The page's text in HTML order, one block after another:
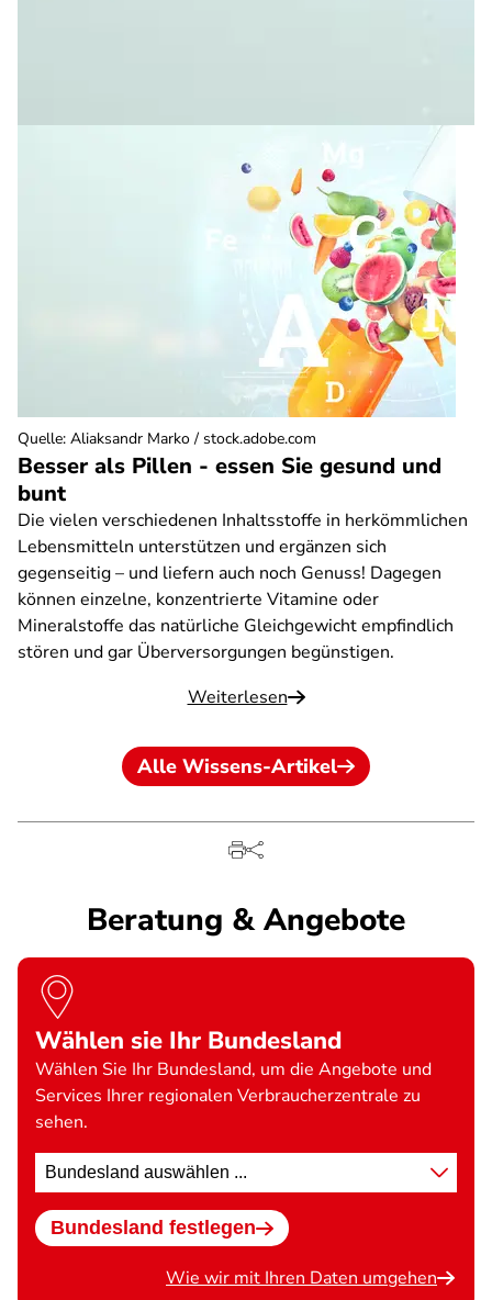
Besser als Pillen - essen Sie gesund und
bunt
Die vielen verschiedenen Inhaltsstoffe in herkömmlichen
Lebensmitteln unterstützen und ergänzen sich
gegenseitig – und liefern auch noch Genuss! Dagegen
können einzelne, konzentrierte Vitamine oder
Mineralstoffe das natürliche Gleichgewicht empfindlich
stören und gar Überversorgungen begünstigen.
Weiterlesen
Quelle: Aliaksandr Marko / stock.adobe.com
Alle Wissens-Artikel
Beratung & Angebote
Wählen sie Ihr Bundesland
Wählen Sie Ihr Bundesland, um die Angebote und
Services Ihrer regionalen Verbraucherzentrale zu
sehen.
Standort
wählen
Bundesland festlegen
Wie wir mit Ihren Daten umgehen